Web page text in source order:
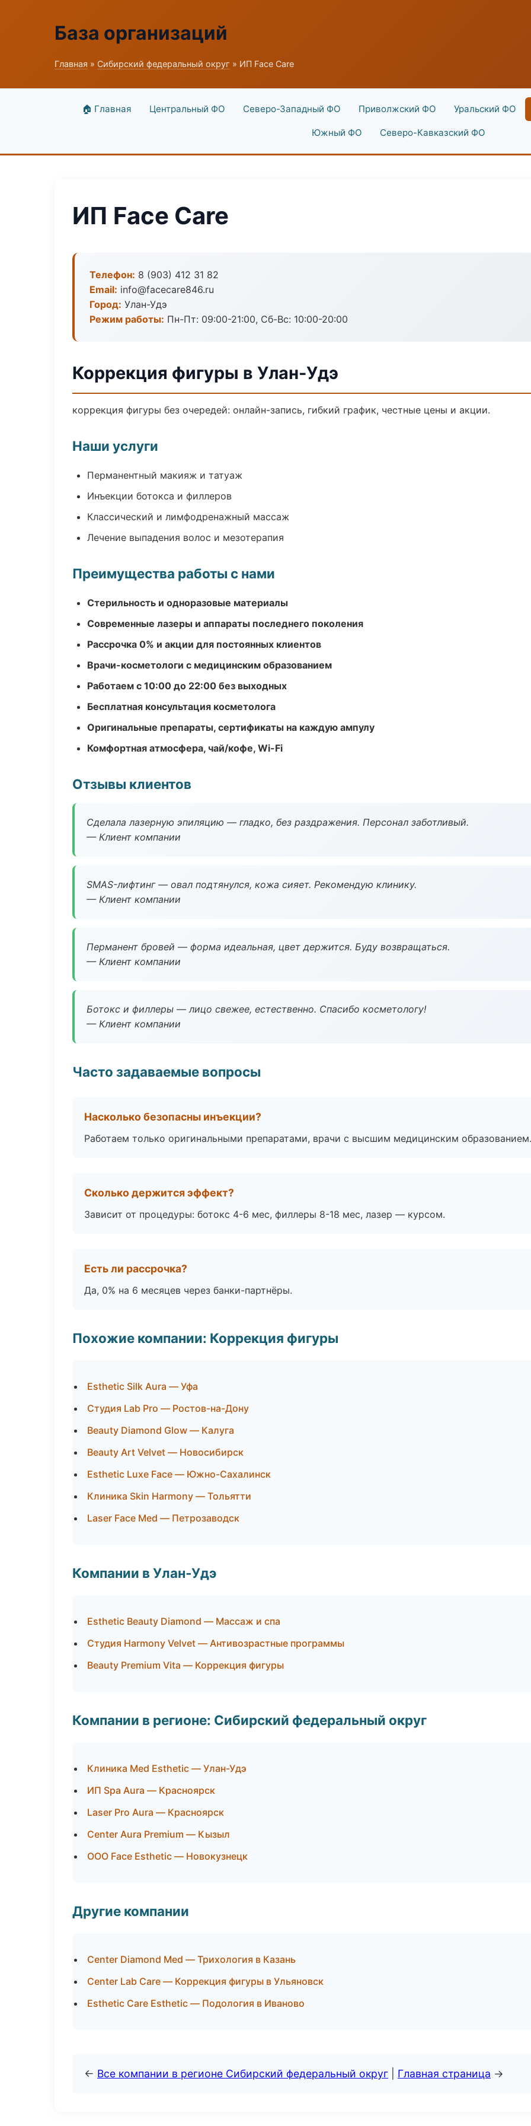
База организаций
Главная » Сибирский федеральный округ » ИП Face Care
🏠 Главная Центральный ФО Северо-Западный ФО Приволжский ФО Уральский ФО
Южный ФО Северо-Кавказский ФО
ИП Face Care
Телефон: 8 (903) 412 31 82
Email: info@facecare846.ru
Город: Улан-Удэ
Режим работы: Пн-Пт: 09:00-21:00, Сб-Вс: 10:00-20:00
Коррекция фигуры в Улан-Удэ
коррекция фигуры без очередей: онлайн-запись, гибкий график, честные цены и акции.
Наши услуги
Перманентный макияж и татуаж
Инъекции ботокса и филлеров
Классический и лимфодренажный массаж
Лечение выпадения волос и мезотерапия
Преимущества работы с нами
Стерильность и одноразовые материалы
Современные лазеры и аппараты последнего поколения
Рассрочка 0% и акции для постоянных клиентов
Врачи-косметологи с медицинским образованием
Работаем с 10:00 до 22:00 без выходных
Бесплатная консультация косметолога
Оригинальные препараты, сертификаты на каждую ампулу
Комфортная атмосфера, чай/кофе, Wi-Fi
Отзывы клиентов
Сделала лазерную эпиляцию — гладко, без раздражения. Персонал заботливый.
— Клиент компании
SMAS-лифтинг — овал подтянулся, кожа сияет. Рекомендую клинику.
— Клиент компании
Перманент бровей — форма идеальная, цвет держится. Буду возвращаться.
— Клиент компании
Ботокс и филлеры — лицо свежее, естественно. Спасибо косметологу!
— Клиент компании
Часто задаваемые вопросы
Насколько безопасны инъекции?
Работаем только оригинальными препаратами, врачи с высшим медицинским образованием.
Сколько держится эффект?
Зависит от процедуры: ботокс 4-6 мес, филлеры 8-18 мес, лазер — курсом.
Есть ли рассрочка?
Да, 0% на 6 месяцев через банки-партнёры.
Похожие компании: Коррекция фигуры
Esthetic Silk Aura — Уфа
Студия Lab Pro — Ростов-на-Дону
Beauty Diamond Glow — Калуга
Beauty Art Velvet — Новосибирск
Esthetic Luxe Face — Южно-Сахалинск
Клиника Skin Harmony — Тольятти
Laser Face Med — Петрозаводск
Компании в Улан-Удэ
Esthetic Beauty Diamond — Массаж и спа
Студия Harmony Velvet — Антивозрастные программы
Beauty Premium Vita — Коррекция фигуры
Компании в регионе: Сибирский федеральный округ
Клиника Med Esthetic — Улан-Удэ
ИП Spa Aura — Красноярск
Laser Pro Aura — Красноярск
Center Aura Premium — Кызыл
ООО Face Esthetic — Новокузнецк
Другие компании
Center Diamond Med — Трихология в Казань
Center Lab Care — Коррекция фигуры в Ульяновск
Esthetic Care Esthetic — Подология в Иваново
← Все компании в регионе Сибирский федеральный округ Главная страница →